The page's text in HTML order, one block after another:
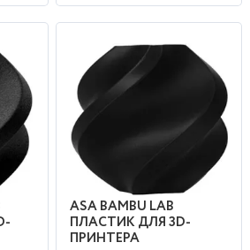
ASA BAMBU LAB
ПЛАСТИК ДЛЯ 3D-
ПРИНТЕРА